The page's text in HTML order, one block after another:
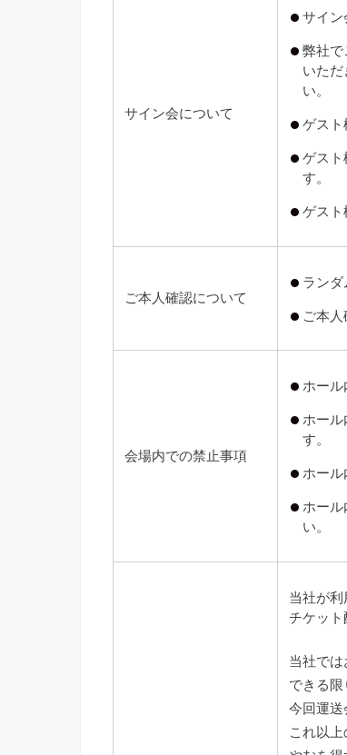
サイン会について
サイン
弊社で
いた
い。
ゲスト
ゲスト
す。
ゲスト
ご本人確認について
ランダ
ご本
会場内での禁止事項
ホール
ホー
す。
ホール
ホー
い。
当社が利
チケット
当社では
できる限
今回運送
これ以上